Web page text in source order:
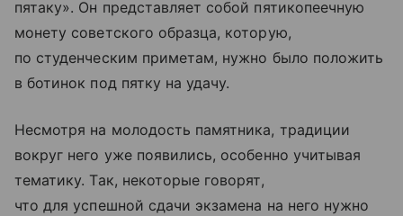
пятаку». Он представляет собой пятикопеечную
монету советского образца, которую,
по студенческим приметам, нужно было положить
в ботинок под пятку на удачу.
Несмотря на молодость памятника, традиции
вокруг него уже появились, особенно учитывая
тематику. Так, некоторые говорят,
что для успешной сдачи экзамена на него нужно